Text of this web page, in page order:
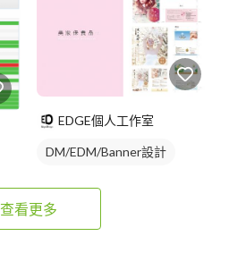
EDGE個人工作室
DM/EDM/Banner設計
查看更多